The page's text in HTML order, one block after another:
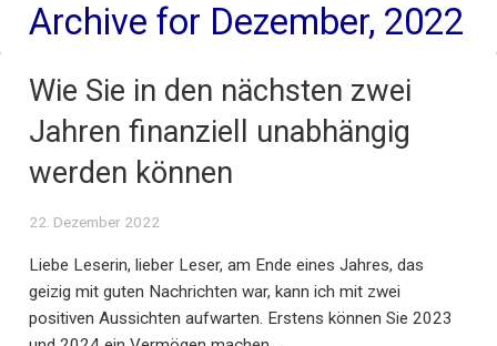
Archive for Dezember, 2022
Wie Sie in den nächsten zwei
Jahren finanziell unabhängig
werden können
22. Dezember 2022
Liebe Leserin, lieber Leser, am Ende eines Jahres, das
geizig mit guten Nachrichten war, kann ich mit zwei
positiven Aussichten aufwarten. Erstens können Sie 2023